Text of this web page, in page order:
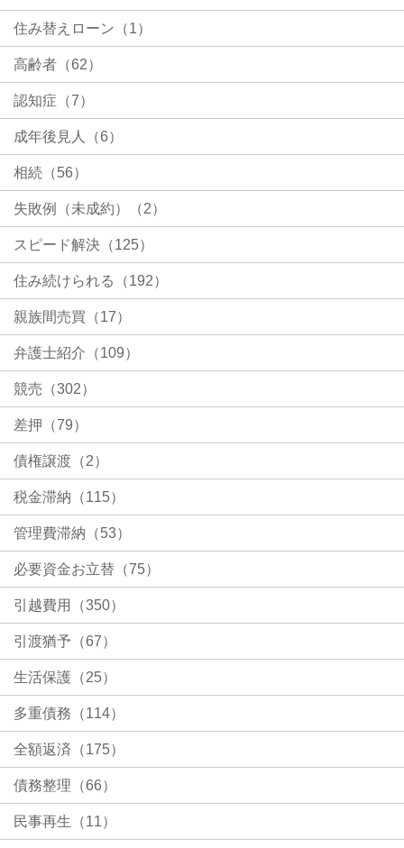
住み替えローン（1）
高齢者（62）
認知症（7）
成年後見人（6）
相続（56）
失敗例（未成約）（2）
スピード解決（125）
住み続けられる（192）
親族間売買（17）
弁護士紹介（109）
競売（302）
差押（79）
債権譲渡（2）
税金滞納（115）
管理費滞納（53）
必要資金お立替（75）
引越費用（350）
引渡猶予（67）
生活保護（25）
多重債務（114）
全額返済（175）
債務整理（66）
民事再生（11）